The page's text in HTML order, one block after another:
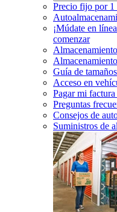
Precio fijo por 1
¡Múdate en
comenzar
Guía de
Acceso en
Pagar mi
Preguntas
Consejos de
Suministros de